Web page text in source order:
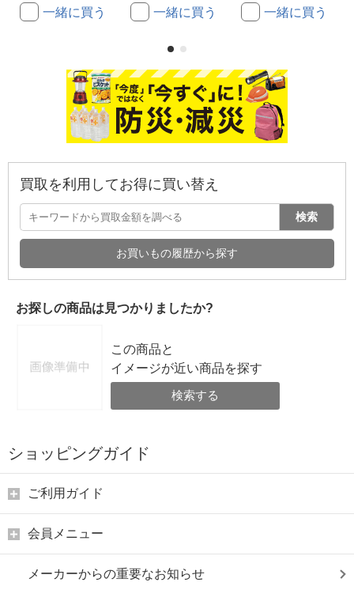
一緒に買う 一緒に買う 一緒に買う
買取を利用してお得に買い替え
検索
お買いもの履歴から探す
お探しの商品は見つかりましたか?
この商品と
イメージが近い商品を探す
検索する
ショッピングガイド
ご利用ガイド
会員メニュー
メーカーからの重要なお知らせ